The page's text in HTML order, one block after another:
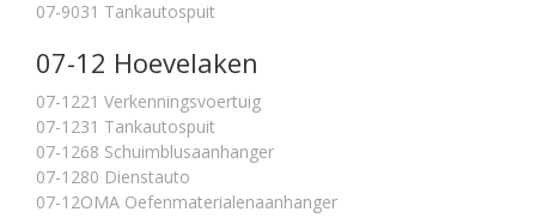
07-9031 Tankautospuit
07-12 Hoevelaken
07-1221 Verkenningsvoertuig
07-1231 Tankautospuit
07-1268 Schuimblusaanhanger
07-1280 Dienstauto
07-12OMA Oefenmaterialenaanhanger